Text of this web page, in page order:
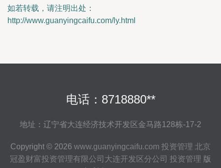
如若转载，请注明出处：
http://www.guanyingcaifu.com/ly.html
电话：8718880**
地址：辽宁省大连经济技术开发区金马路128栋-17-2
Copyright © 2026 www.guanyingcaifu.com 投资管理 北京
冠盈财富投资管理有限公司大连开发区分公司 投资管理 版